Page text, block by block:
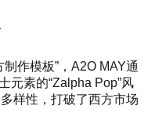
作模板”，A2O MAY通
元素的“Zalpha Pop”风
样性，打破了西方市场